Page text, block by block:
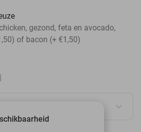
gezond, feta en avocado,
of bacon (+ €1,50)